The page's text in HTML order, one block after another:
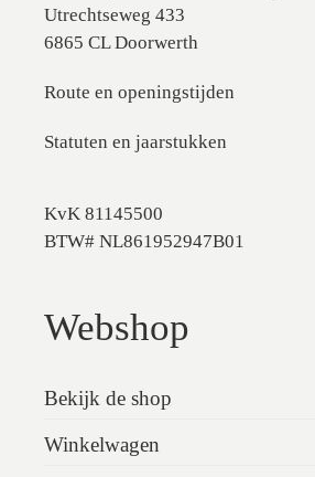
Utrechtseweg 433
6865 CL Doorwerth
Route en openingstijden
Statuten en jaarstukken
KvK 81145500
BTW# NL861952947B01
Webshop
Bekijk de shop
Winkelwagen